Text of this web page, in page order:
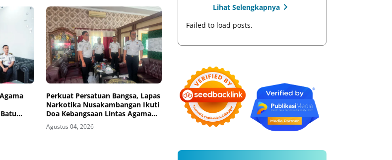
Perkuat Persatuan Bangsa, Lapas
Narkotika Nusakambangan Ikuti
Doa Kebangsaan Lintas Agama
dan Kick Off Semarak HUT Ke-81
Kemerdekaan RI
Agustus 04, 2026
Lihat Selengkapnya
Failed to load posts.